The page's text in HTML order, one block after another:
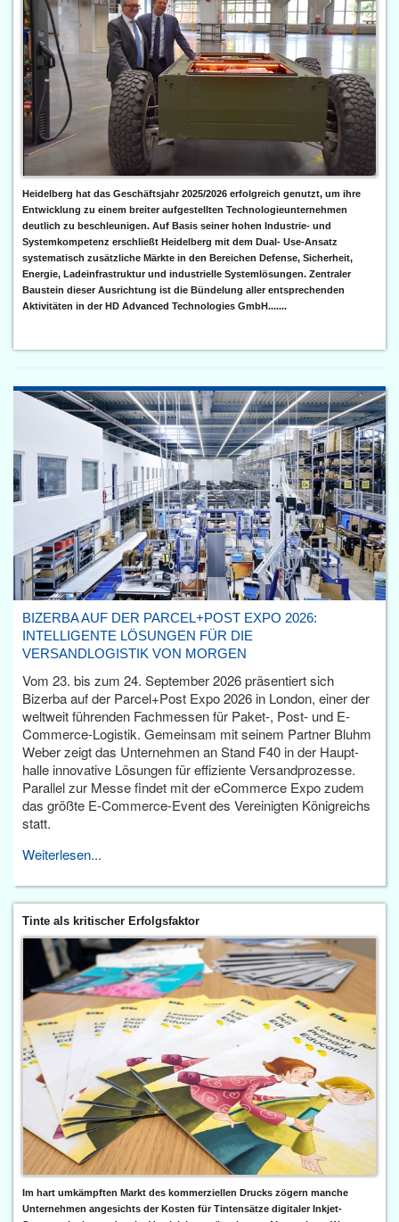
Heidelberg hat das Geschäftsjahr 2025/2026 erfolgreich genutzt, um ihre
Entwicklung zu einem breiter aufgestellten Technologieunternehmen
deutlich zu beschleunigen. Auf Basis seiner hohen Industrie- und
Systemkompetenz erschließt Heidelberg mit dem Dual- Use-Ansatz
systematisch zusätzliche Märkte in den Bereichen Defense, Sicherheit,
Energie, Ladeinfrastruktur und industrielle Systemlösungen. Zentraler
Baustein dieser Ausrichtung ist die Bündelung aller entsprechenden
Aktivitäten in der HD Advanced Technologies GmbH.......
BIZERBA AUF DER PARCEL+POST EXPO 2026:
INTELLIGENTE LÖSUNGEN FÜR DIE
VERSANDLOGISTIK VON MORGEN
Vom 23. bis zum 24. September 2026 präsentiert sich
Bizerba auf der Parcel+Post Expo 2026 in London, einer der
weltweit führenden Fachmessen für Paket-, Post- und E-
Commerce-Logistik. Gemeinsam mit seinem Partner Bluhm
Weber zeigt das Unternehmen an Stand F40 in der Haupt­
halle innovative Lösungen für effiziente Versandprozesse.
Parallel zur Messe findet mit der eCommerce Expo zudem
das größte E-Commerce-Event des Vereinigten Königreichs
statt.
Weiterlesen...
Tinte als kritischer Erfolgsfaktor
Im hart umkämpften Markt des kommerziellen Drucks zögern manche
Unternehmen angesichts der Kosten für Tintensätze digitaler Inkjet-